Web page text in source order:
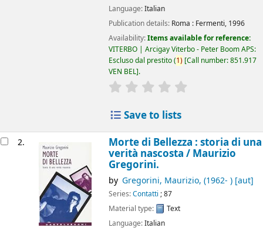
Language:Italian
Publication details: Roma : Fermenti, 1996
Availability:Items available for reference:
VITERBO | Arcigay Viterbo - Peter Boom APS:
Escluso dal prestito(1) Call number:851.917
VEN BEL .
star rating
Save to lists
2. Morte di Bellezza : storia di una
verità nascosta / Maurizio
Gregorini.
by Gregorini, Maurizio, (1962- )[aut]
Series:Contatti ; 87
Material type:
Text
Language:Italian